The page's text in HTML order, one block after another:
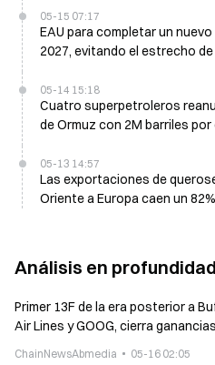
05-15 07:17
EAU para completar un
2027, evitando el estrecho de
05-14 15:18
Cuatro superpetroleros
de Ormuz con 2M barriles por
05-13 14:57
Las exportaciones de
Oriente a Europa caen un
Análisis en profundidad
Primer 13F de la era posterior a
Air Lines y GOOG, cierra
ChainNewsAbmedia 05-16 02:05